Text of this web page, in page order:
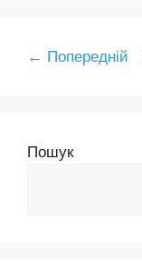
← Попередній
Пошук